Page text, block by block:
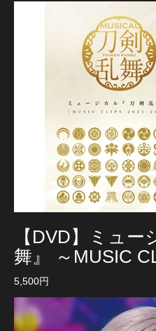
【DVD】ミュ
舞』 ～MUSIC
5,500円